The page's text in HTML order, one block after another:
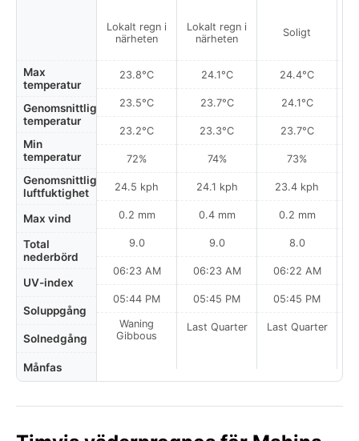
Max
temperatur
Genomsnittlig
temperatur
Min
temperatur
Genomsnittlig
luftfuktighet
Max vind
Total
nederbörd
UV-index
Soluppgång
Solnedgång
Månfas
Lokalt regn i
närheten
23.8°C
23.5°C
23.2°C
72%
24.5 kph
0.2 mm
9.0
06:23 AM
05:44 PM
Waning
Gibbous
Lokalt regn i
närheten
24.1°C
23.7°C
23.3°C
74%
24.1 kph
0.4 mm
9.0
06:23 AM
05:45 PM
Last Quarter
Soligt
24.4°C
24.1°C
23.7°C
73%
23.4 kph
0.2 mm
8.0
06:22 AM
05:45 PM
Last Quarter